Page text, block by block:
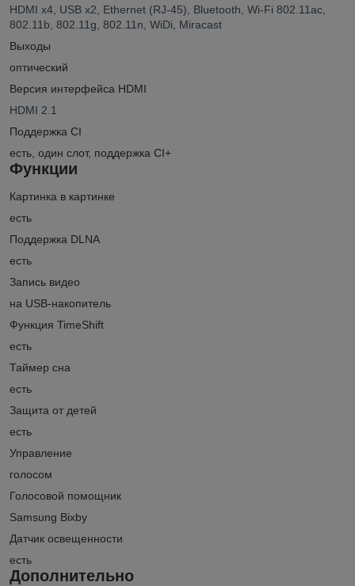
HDMI x4, USB x2, Ethernet (RJ-45), Bluetooth, Wi-Fi 802.11ac,
802.11b, 802.11g, 802.11n, WiDi, Miracast
Выходы
оптический
Версия интерфейса HDMI
HDMI 2.1
Поддержка CI
есть, один слот, поддержка CI+
Функции
Картинка в картинке
есть
Поддержка DLNA
есть
Запись видео
на USB-накопитель
Функция TimeShift
есть
Таймер сна
есть
Защита от детей
есть
Управление
голосом
Голосовой помощник
Samsung Bixby
Датчик освещенности
есть
Дополнительно